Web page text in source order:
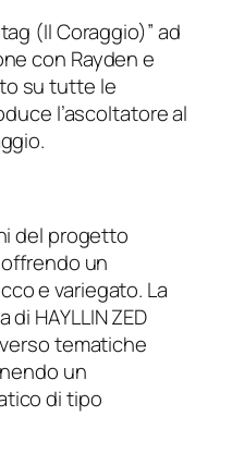
(Il Coraggio)” ad
con Rayden e
su tutte le
l’ascoltatore al
del progetto
un
e variegato. La
HAYLLIN ZED
tematiche
un
di tipo